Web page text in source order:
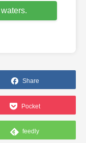
Share
Pocket
feedly